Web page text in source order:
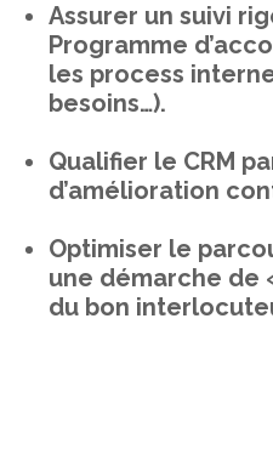
Assurer un suivi
Programme
les process
besoins…).
Qualifier le CRM
d’amélioration
Optimiser le
une démarche de
du bon